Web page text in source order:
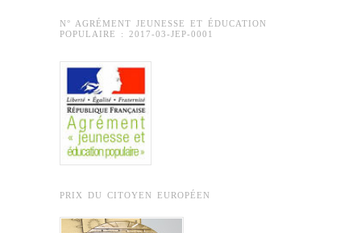
N° AGRÉMENT JEUNESSE ET ÉDUCATION
POPULAIRE : 2017-03-JEP-0001
PRIX DU CITOYEN EUROPÉEN